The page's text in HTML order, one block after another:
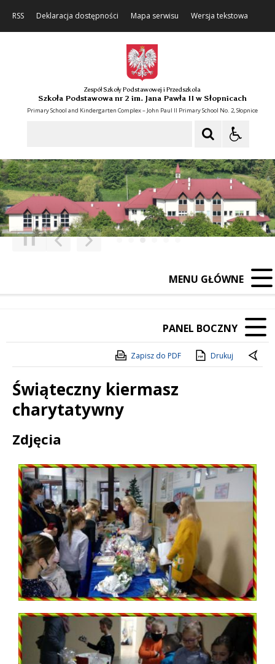
RSS Deklaracja dostępności Mapa serwisu Wersja tekstowa
Zespół Szkoły Podstawowej i Przedszkola
Szkoła Podstawowa nr 2 im. Jana Pawła II w Słopnicach
Primary School and Kindergarten Complex – John Paul II Primary School No. 2, Słopnice
Poprzedni Element
Następny Element
❚❚
MENU GŁÓWNE
PANEL BOCZNY
Zapisz do PDF Drukuj
Świąteczny kiermasz
charytatywny
Treść
Zdjęcia